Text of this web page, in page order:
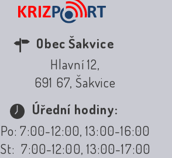
Obec Šakvice
Hlavní 12,
691 67, Šakvice
Úřední hodiny:
Po: 7:00-12:00, 13:00-16:00
St: 7:00-12:00, 13:00-17:00